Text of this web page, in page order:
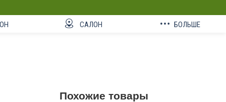
САЛОН БОЛЬШЕ
Похожие товары